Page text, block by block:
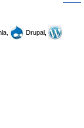
Drupal,